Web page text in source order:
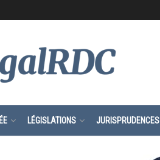
LÉGISLATIONS JURISPRUDENCES